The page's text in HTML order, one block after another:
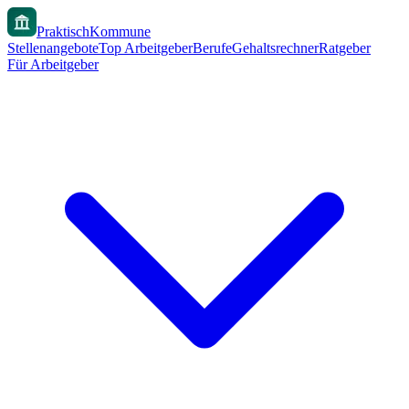
PraktischKommune
StellenangeboteTop ArbeitgeberBerufeGehaltsrechnerRatgeber
Für Arbeitgeber